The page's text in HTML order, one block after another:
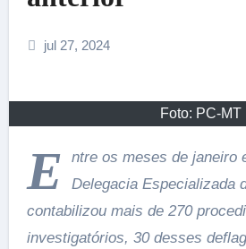
jul 27, 2024
Foto: PC-MT
E
ntre os meses de janeiro
Delegacia Especializada
contabilizou mais de 270
investigatórios, 30 desses